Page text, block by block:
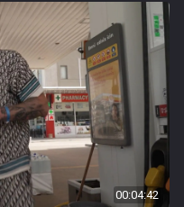
00:04:42